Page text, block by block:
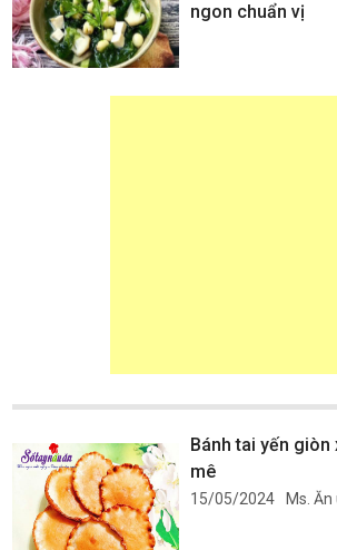
ngon chuẩn vị
Bánh tai yến giòn
mê
15/05/2024 Ms.